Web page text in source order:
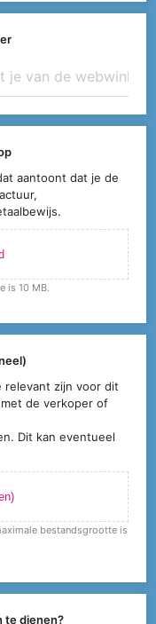
aantoont dat je de
is 10 MB.
relevant zijn voor dit
de verkoper of
Dit kan eventueel
bestandsgrootte is
te dienen?